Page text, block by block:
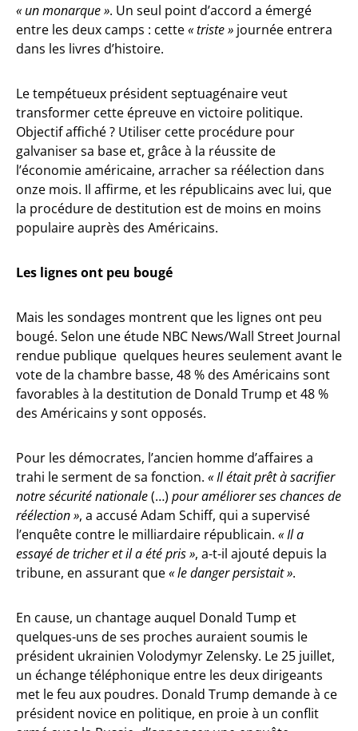
« un monarque ». Un seul point d’accord a émergé
entre les deux camps : cette« triste » journée entrera
dans les livres d’histoire.
Le tempétueux président septuagénaire veut
transformer cette épreuve en victoire politique.
Objectif affiché ? Utiliser cette procédure pour
galvaniser sa base et, grâce à la réussite de
l’économie américaine, arracher sa réélection dans
onze mois. Il affirme, et les républicains avec lui, que
la procédure de destitution est de moins en moins
populaire auprès des Américains.
Les lignes ont peu bougé
Mais les sondages montrent que les lignes ont peu
bougé. Selon une étude NBC News/Wall Street Journal
rendue publique quelques heures seulement avant le
vote de la chambre basse, 48 % des Américains sont
favorables à la destitution de Donald Trump et 48 %
des Américains y sont opposés.
Pour les démocrates, l’ancien homme d’affaires a
trahi le serment de sa fonction. « Il était prêt à sacrifier
notre sécurité nationale(…) pour améliorer ses chances de
réélection », a accusé Adam Schiff, qui a supervisé
l’enquête contre le milliardaire républicain. « Il a
essayé de tricher et il a été pris », a-t-il ajouté depuis la
tribune, en assurant que« le danger persistait ».
En cause, un chantage auquel Donald Tump et
quelques-uns de ses proches auraient soumis le
président ukrainien Volodymyr Zelensky. Le 25 juillet,
un échange téléphonique entre les deux dirigeants
met le feu aux poudres. Donald Trump demande à ce
président novice en politique, en proie à un conflit